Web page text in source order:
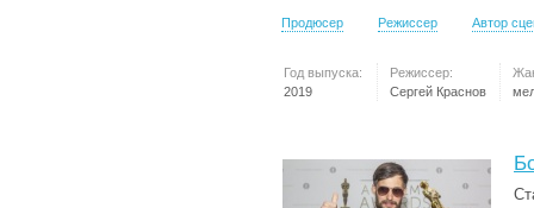
Продюсер Режиссер Автор
Год выпуска:
2019
Режиссер:
Сергей Краснов